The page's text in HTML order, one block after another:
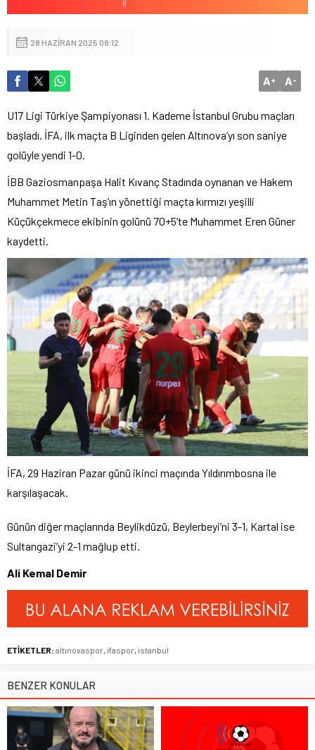
28 HAZIRAN 2025 08:12
A+ A-
U17 Ligi Türkiye Şampiyonası 1. Kademe İstanbul Grubu maçları
başladı. İFA, ilk maçta B Liginden gelen Altınova’yı son saniye
golüyle yendi 1-0.
İBB Gaziosmanpaşa Halit Kıvanç Stadında oynanan ve Hakem
Muhammet Metin Taş’ın yönettiği maçta kırmızı yeşilli
Küçükçekmece ekibinin golünü 70+5’te Muhammet Eren Güner
kaydetti.
İFA, 29 Haziran Pazar günü ikinci maçında Yıldırımbosna ile
karşılaşacak.
Günün diğer maçlarında Beylikdüzü, Beylerbeyi’ni 3-1, Kartal ise
Sultangazi’yi 2-1 mağlup etti.
Ali Kemal Demir
ETİKETLER: altınovaspor, ifaspor, istanbul
BENZER KONULAR